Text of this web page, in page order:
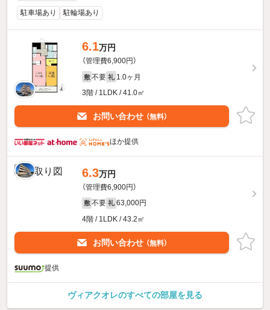
駐車場あり 駐輪場あり
6.1万円
（管理費6,900円）
敷 不要 礼 1.0ヶ月
3階 / 1LDK / 41.0㎡
お問い合わせ （無料）
ほか提供
6.3万円
（管理費6,900円）
敷 不要 礼 63,000円
4階 / 1LDK / 43.2㎡
お問い合わせ （無料）
提供
ヴィアクオレのすべての部屋を見る